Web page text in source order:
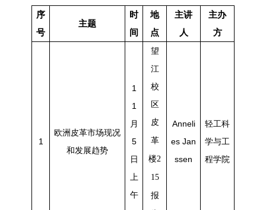
序
号
主题
时
间
地
点
主讲
人
主办
方
1
欧洲皮革市场现况
和发展趋势
1
1
月
5
日
上
午
望
江
校
区
皮
革
楼2
15
报
Anneli
es Jan
ssen
轻工科
学与工
程学院